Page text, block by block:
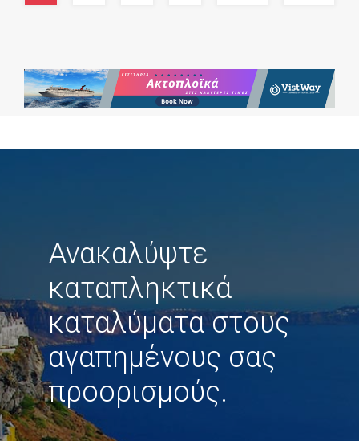
Ανακαλύψτε
καταπληκτικά
καταλύματα στους
αγαπημένους σας
προορισμούς.